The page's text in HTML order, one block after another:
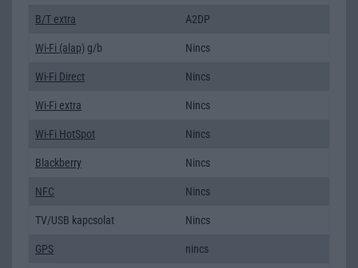
B/T extra A2DP
Wi-Fi (alap) g/b Nincs
Wi-Fi Direct Nincs
Wi-Fi extra Nincs
Wi-Fi HotSpot Nincs
Blackberry Nincs
NFC Nincs
TV/USB kapcsolat Nincs
GPS nincs